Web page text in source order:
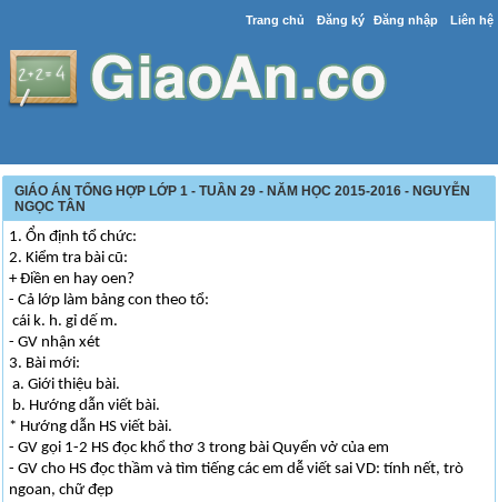
Trang chủ Đăng ký Đăng nhập Liên hệ
GIÁO ÁN TỔNG HỢP LỚP 1 - TUẦN 29 - NĂM HỌC 2015-2016 - NGUYỄN
NGỌC TÂN
1. Ổn định tổ chức:
2. Kiểm tra bài cũ:
+ Điền en hay oen?
- Cả lớp làm bảng con theo tổ:
cái k. h. gỉ dế m.
- GV nhận xét
3. Bài mới:
a. Giới thiệu bài.
b. Hướng dẫn viết bài.
* Hướng dẫn HS viết bài.
- GV gọi 1-2 HS đọc khổ thơ 3 trong bài Quyển vở của em
- GV cho HS đọc thầm và tìm tiếng các em dễ viết sai VD: tính nết, trò
ngoan, chữ đẹp